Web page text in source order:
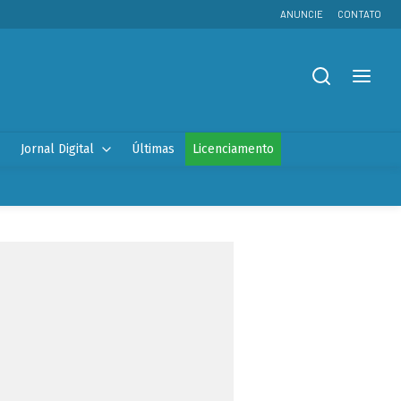
ANUNCIE CONTATO
Jornal Digital Últimas Licenciamento